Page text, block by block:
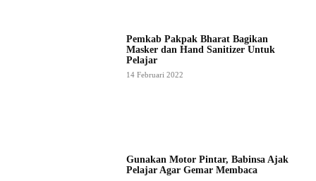
Pemkab Pakpak Bharat Bagikan
Masker dan Hand Sanitizer Untuk
Pelajar
14 Februari 2022
Gunakan Motor Pintar, Babinsa Ajak
Pelajar Agar Gemar Membaca